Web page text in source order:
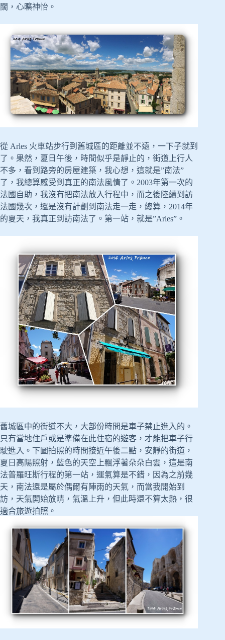
闊，心曠神怡。
從 Arles 火車站步行到舊城區的距離並不遠，一下子就到
了。果然，夏日午後，時間似乎是靜止的，街道上行人
不多，看到路旁的房屋建築，我心想，這就是”南法”
了，我總算感受到真正的南法風情了。2003年第一次的
法國自助，我沒有把南法放入行程中，而之後陸續到訪
法國幾次，還是沒有計劃到南法走一走，總算，2014年
的夏天，我真正到訪南法了。第一站，就是”Arles”。
舊城區中的街道不大，大部份時間是車子禁止進入的。
只有當地住戶或是準備在此住宿的遊客，才能把車子行
駛進入。下圖拍照的時間接近午後二點，安靜的街道，
夏日高陽照射，藍色的天空上飄浮著朵朵白雲，這是南
法普羅旺斯行程的第一站，運氣算是不錯，因為之前幾
天，南法還是屬於偶爾有陣雨的天氣，而當我開始到
訪，天氣開始放晴，氣溫上升，但此時還不算太熱，很
適合旅遊拍照。